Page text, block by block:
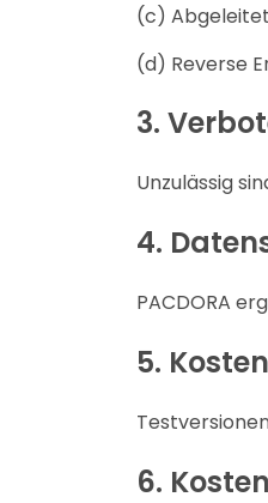
(c)
(d) Reverse
3.
Unzulässig
4.
PACDORA
5.
6.